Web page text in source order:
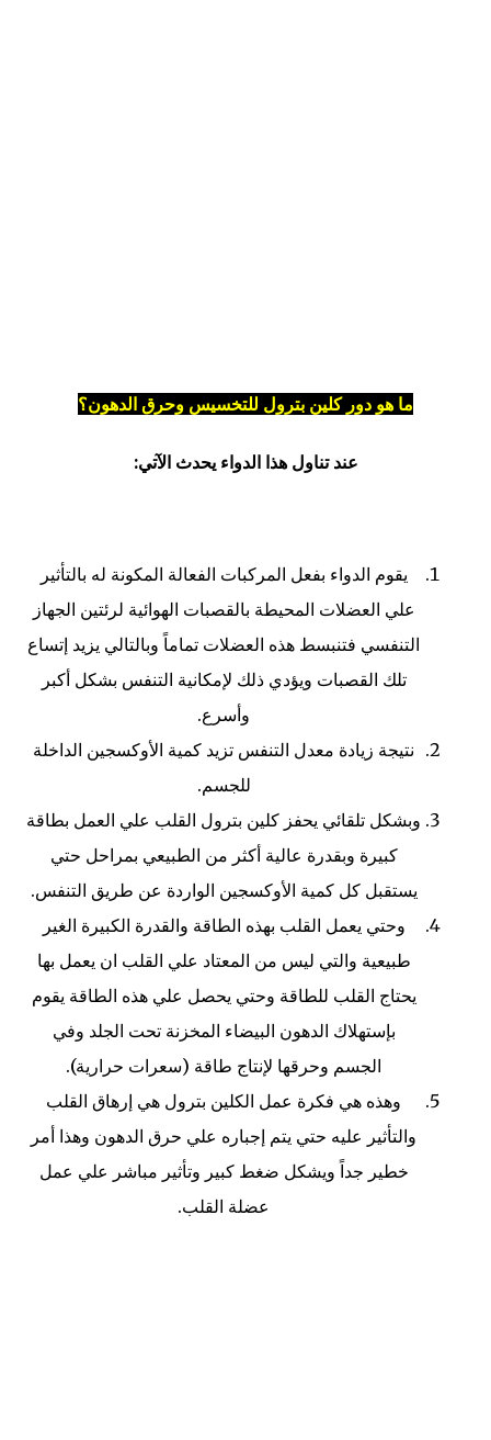
ما هو دور كلين بترول للتخسيس وحرق الدهون؟
عند تناول هذا الدواء يحدث الآتي:
يقوم الدواء بفعل المركبات الفعالة المكونة له بالتأثير
علي العضلات المحيطة بالقصبات الهوائية لرئتين الجهاز
التنفسي فتنبسط هذه العضلات تماماً وبالتالي يزيد إتساع
تلك القصبات ويؤدي ذلك لإمكانية التنفس بشكل أكبر
وأسرع.
نتيجة زيادة معدل التنفس تزيد كمية الأوكسجين الداخلة
للجسم.
وبشكل تلقائي يحفز كلين بترول القلب علي العمل بطاقة
كبيرة وبقدرة عالية أكثر من الطبيعي بمراحل حتي
يستقبل كل كمية الأوكسجين الواردة عن طريق التنفس.
وحتي يعمل القلب بهذه الطاقة والقدرة الكبيرة الغير
طبيعية والتي ليس من المعتاد علي القلب ان يعمل بها
يحتاج القلب للطاقة وحتي يحصل علي هذه الطاقة يقوم
بإستهلاك الدهون البيضاء المخزنة تحت الجلد وفي
الجسم وحرقها لإنتاج طاقة (سعرات حرارية).
وهذه هي فكرة عمل الكلين بترول هي إرهاق القلب
والتأثير عليه حتي يتم إجباره علي حرق الدهون وهذا أمر
خطير جداً ويشكل ضغط كبير وتأثير مباشر علي عمل
عضلة القلب.